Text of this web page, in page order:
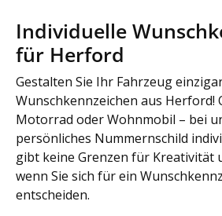
Individuelle
für Herford
Gestalten Sie Ihr Fahrzeug
Wunschkennzeichen aus Herford!
Motorrad oder Wohnmobil – bei
persönliches Nummernschild
gibt keine Grenzen für Kreativität
wenn Sie sich für ein
entscheiden.